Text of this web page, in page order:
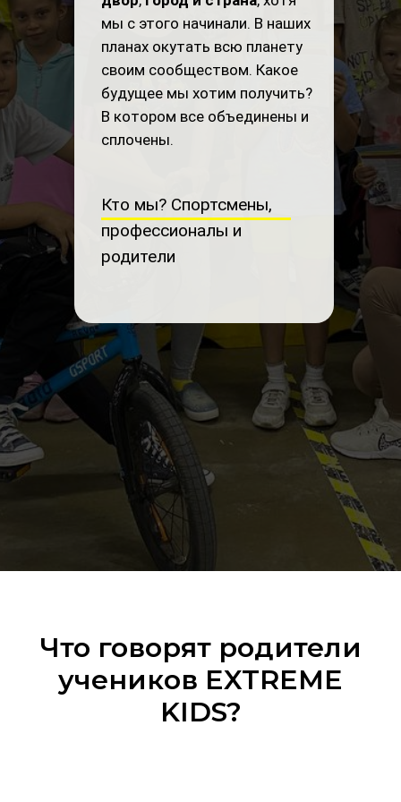
Кто мы? Спортсмены,
профессионалы и
родители
мы с этого начинали. В наших
планах окутать всю планету
своим сообществом. Какое
будущее мы хотим получить?
В котором все объединены и
сплочены.
Что говорят родители
учеников EXTREME
KIDS?